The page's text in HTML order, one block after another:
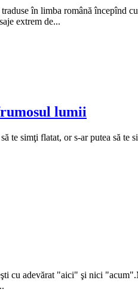
în limba română începînd
extrem de...
lumii
te simţi flatat, or s-ar putea să
cu adevărat "aici" şi nici